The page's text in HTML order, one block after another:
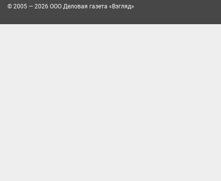
© 2005 — 2026 ООО Деловая газета «Взгляд»